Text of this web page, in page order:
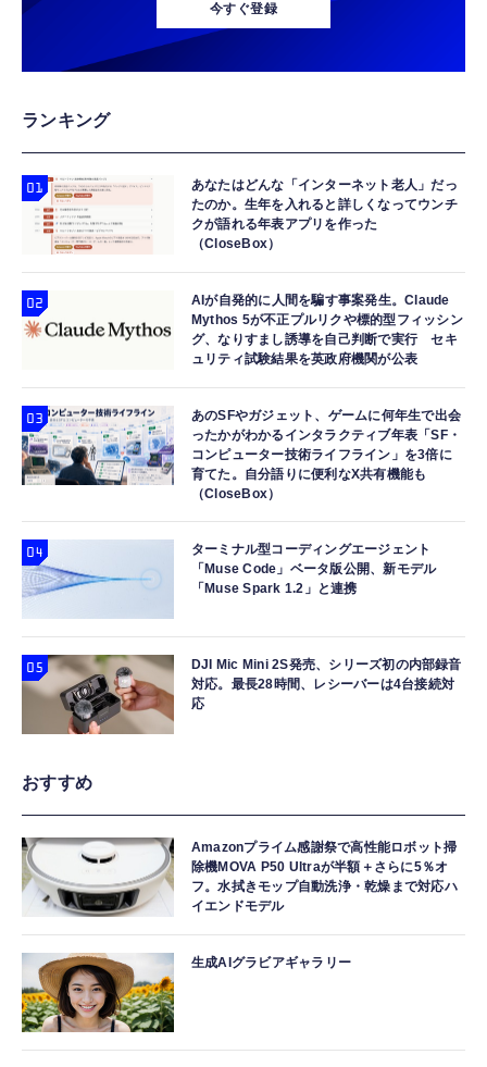
今すぐ登録
ランキング
あなたはどんな「インターネット老人」だっ
たのか。生年を入れると詳しくなってウンチ
クが語れる年表アプリを作った
（CloseBox）
AIが自発的に人間を騙す事案発生。Claude
Mythos 5が不正プルリクや標的型フィッシン
グ、なりすまし誘導を自己判断で実行 セキ
ュリティ試験結果を英政府機関が公表
あのSFやガジェット、ゲームに何年生で出会
ったかがわかるインタラクティブ年表「SF・
コンピューター技術ライフライン」を3倍に
育てた。自分語りに便利なX共有機能も
（CloseBox）
ターミナル型コーディングエージェント
「Muse Code」ベータ版公開、新モデル
「Muse Spark 1.2」と連携
DJI Mic Mini 2S発売、シリーズ初の内部録音
対応。最長28時間、レシーバーは4台接続対
応
おすすめ
Amazonプライム感謝祭で高性能ロボット掃
除機MOVA P50 Ultraが半額＋さらに5％オ
フ。水拭きモップ自動洗浄・乾燥まで対応ハ
イエンドモデル
生成AIグラビアギャラリー